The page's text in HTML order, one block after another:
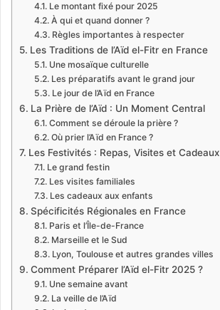
Le montant fixé pour 2025
À qui et quand donner ?
Règles importantes à respecter
Les Traditions de l’Aïd el-Fitr en France
Une mosaïque culturelle
Les préparatifs avant le grand jour
Le jour de l’Aïd en France
La Prière de l’Aïd : Un Moment Central
Comment se déroule la prière ?
Où prier l’Aïd en France ?
Les Festivités : Repas, Visites et Cadeaux
Le grand festin
Les visites familiales
Les cadeaux aux enfants
Spécificités Régionales en France
Paris et l’Île-de-France
Marseille et le Sud
Lyon, Toulouse et autres grandes villes
Comment Préparer l’Aïd el-Fitr 2025 ?
Une semaine avant
La veille de l’Aïd